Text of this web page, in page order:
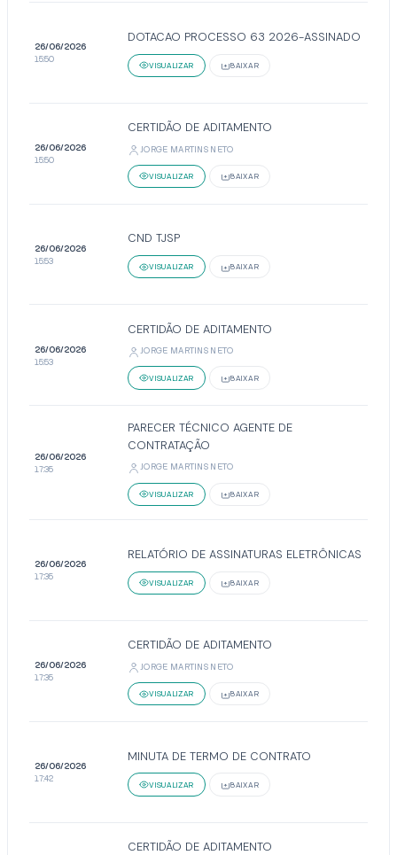
26/06/2026
15:50
DOTACAO PROCESSO 63 2026-ASSINADO
VISUALIZAR BAIXAR
26/06/2026
15:50
CERTIDÃO DE ADITAMENTO
JORGE MARTINS NETO
VISUALIZAR BAIXAR
26/06/2026
15:53
CND TJSP
VISUALIZAR BAIXAR
26/06/2026
15:53
CERTIDÃO DE ADITAMENTO
JORGE MARTINS NETO
VISUALIZAR BAIXAR
26/06/2026
17:35
PARECER TÉCNICO AGENTE DE
CONTRATAÇÃO
JORGE MARTINS NETO
VISUALIZAR BAIXAR
26/06/2026
17:35
RELATÓRIO DE ASSINATURAS ELETRÔNICAS
VISUALIZAR BAIXAR
26/06/2026
17:35
CERTIDÃO DE ADITAMENTO
JORGE MARTINS NETO
VISUALIZAR BAIXAR
26/06/2026
17:42
MINUTA DE TERMO DE CONTRATO
VISUALIZAR BAIXAR
CERTIDÃO DE ADITAMENTO